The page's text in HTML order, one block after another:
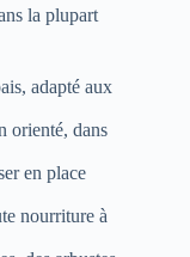
la plupart
adapté aux
orienté, dans
en place
nourriture à